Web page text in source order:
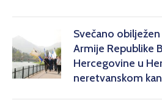
Svečano obilježen
Armije Republike
Hercegovine u
neretvanskom